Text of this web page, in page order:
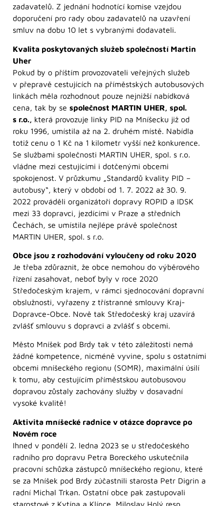
zadavatelů. Z jednání hodnotící komise vzejdou
doporučení pro rady obou zadavatelů na uzavření
smluv na dobu 10 let s vybranými dodavateli.
Kvalita poskytovaných služeb společností Martin
Uher
Pokud by o příštím provozovateli veřejných služeb
v přepravě cestujících na příměstských autobusových
linkách měla rozhodnout pouze nejnižší nabídková
cena, tak by se společnost MARTIN UHER, spol.
s r.o., která provozuje linky PID na Mníšecku již od
roku 1996, umístila až na 2. druhém místě. Nabídla
totiž cenu o 1 Kč na 1 kilometr vyšší než konkurence.
Se službami společnosti MARTIN UHER, spol. s r.o.
vládne mezi cestujícími i dotčenými obcemi
spokojenost. V průzkumu „Standardů kvality PID –
autobusy“, který v období od 1. 7. 2022 až 30. 9.
2022 prováděli organizátoři dopravy ROPID a IDSK
mezi 33 dopravci, jezdícími v Praze a středních
Čechách, se umístila nejlépe právě společnost
MARTIN UHER, spol. s r.o.
Obce jsou z rozhodování vyloučeny od roku 2020
Je třeba zdůraznit, že obce nemohou do výběrového
řízení zasahovat, neboť byly v roce 2020
Středočeským krajem, v rámci sjednocování dopravní
obslužnosti, vyřazeny z třístranné smlouvy Kraj-
Dopravce-Obce. Nově tak Středočeský kraj uzavírá
zvlášť smlouvu s dopravci a zvlášť s obcemi.
Město Mníšek pod Brdy tak v této záležitosti nemá
žádné kompetence, nicméně vyvine, spolu s ostatními
obcemi mníšeckého regionu (SOMR), maximální úsilí
k tomu, aby cestujícím příměstskou autobusovou
dopravou zůstaly zachovány služby v dosavadní
vysoké kvalitě!
Aktivita mníšecké radnice v otázce dopravce po
Novém roce
Ihned v pondělí 2. ledna 2023 se u středočeského
radního pro dopravu Petra Boreckého uskutečnila
pracovní schůzka zástupců mníšeckého regionu, které
se za Mníšek pod Brdy zúčastnili starosta Petr Digrin a
radní Michal Trkan. Ostatní obce pak zastupovali
starostové z Kytína a Klínce, Miloslav Holý resp.